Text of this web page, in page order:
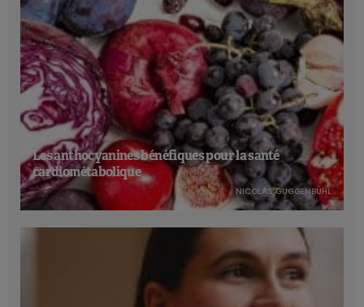
Les anthocyanines bénéfiques pour la santé
cardiométabolique
NICOLAS GUGGENBÜHL